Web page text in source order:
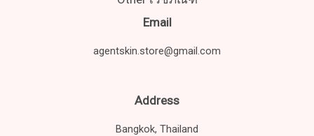
Email
agentskin.store@gmail.com
Address
Bangkok, Thailand